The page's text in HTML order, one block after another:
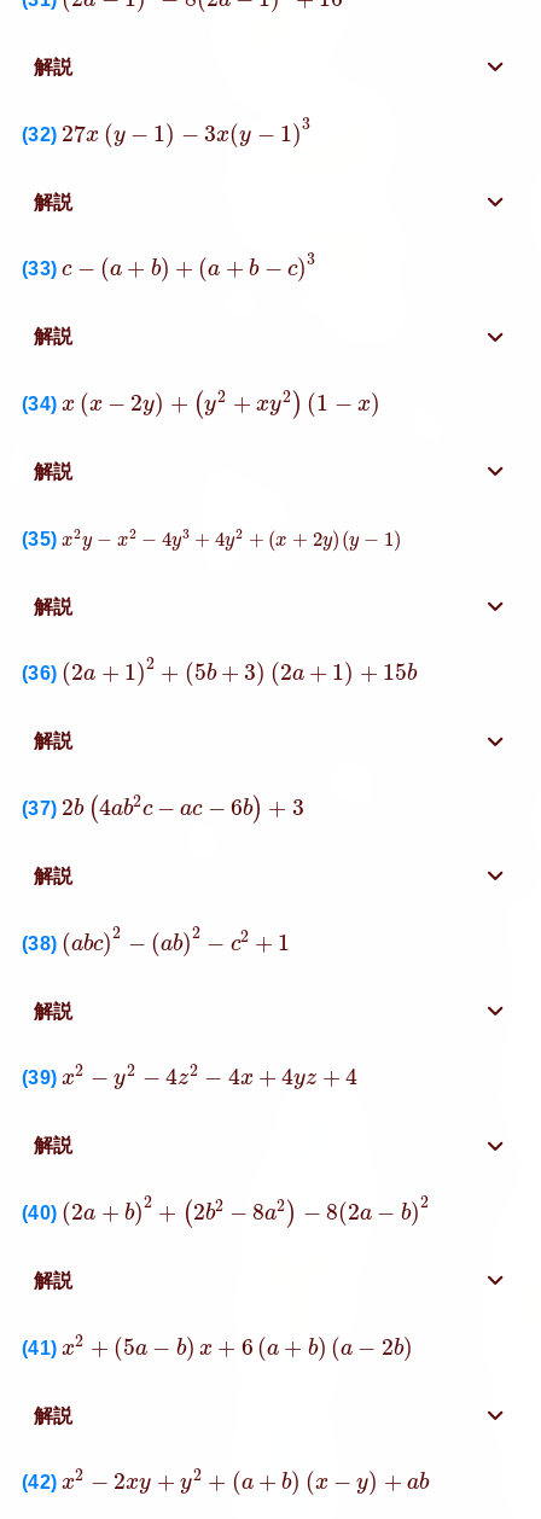
解説
(32) 27x (y − 1) − 3x(y − 1)3
(y − 1
解説
(33) c − (a + b) + (a + b − c)3
a +( b 3
解説
(34) x (x − 2y) + (y2 + xy2) (1 − x)
x y) +( + xy −x
解説
(35) x2y − x2 − 4y3 + 4y2 + (x + 2y) (y − 1)
x2 2 4y 3 + 4y 2 + x 2 y) (y )
解説
(36) (2a + 1)2 + (5b + 3) (2a + 1) + 15b
(2 ) 2+ b+3 2a +1 15 b
解説
(37) 2b (4ab2c − ac − 6b) + 3
2b (4 b2 b)+
解説
(38) (abc)2 − (ab)2 − c2 + 1
( b c )2 a b) 2 2+
解説
(39) x2 − y2 − 4z2 − 4x + 4yz + 4
2 2− 2 −4 +4 z +4
解説
(40) (2a + b)2 + (2b2 − 8a2) − 8(2a − b)2
( )2+ b 2− −8 −
解説
(41) x2 + (5a − b) x + 6 (a + b) (a − 2b)
2 + 5a x+ a +b) a− 2b )
解説
(42) x2 − 2xy + y2 + (a + b) (x − y) + ab
2 2x y2 +( + b x −y +